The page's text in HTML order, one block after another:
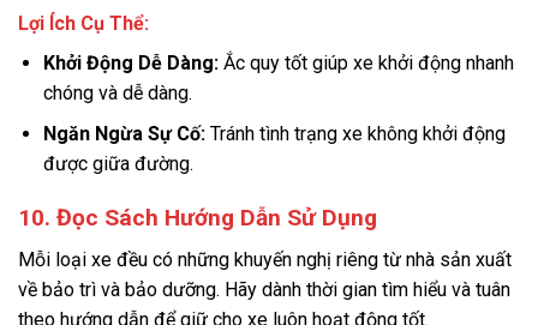
Lợi Ích Cụ Thể:
Khởi Động Dễ Dàng:Ắc quy tốt giúp xe khởi động nhanh
chóng và dễ dàng.
Ngăn Ngừa Sự Cố:Tránh tình trạng xe không khởi động
được giữa đường.
10. Đọc Sách Hướng Dẫn Sử Dụng
Mỗi loại xe đều có những khuyến nghị riêng từ nhà sản xuất
về bảo trì và bảo dưỡng. Hãy dành thời gian tìm hiểu và tuân
theo hướng dẫn để giữ cho xe luôn hoạt động tốt.